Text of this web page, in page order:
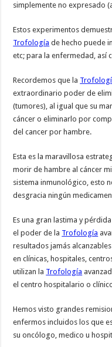
simplemente no expresado
Estos experimentos
Trofología de hecho puede
etc; para la enfermedad, así
Recordemos que la
extraordinario poder de
(tumores), al igual que su
cáncer o eliminarlo por
del cancer por hambre.
Esta es la maravillosa
morir de hambre al cáncer
sistema inmunológico, esto
desgracia ningún
Es una gran lastima y
el poder de la Trofología
resultados jamás
en clínicas, hospitales,
utilizan la Trofología
el centro hospitalario o
Hemos visto grandes
enfermos incluidos los que
su oncólogo, medico u